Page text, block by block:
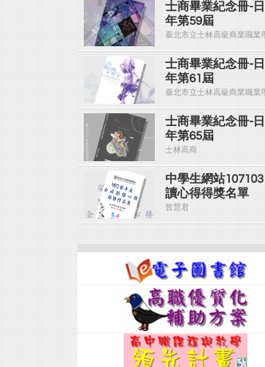
士商畢業紀念冊-
年第59屆
臺北市立士林高級商業職業
士商畢業紀念冊-
年第61屆
臺北市立士林高級商業職業
士商畢業紀念冊-
年第65屆
士林高商
中學生網站
讀心得得獎名單
曾慧君